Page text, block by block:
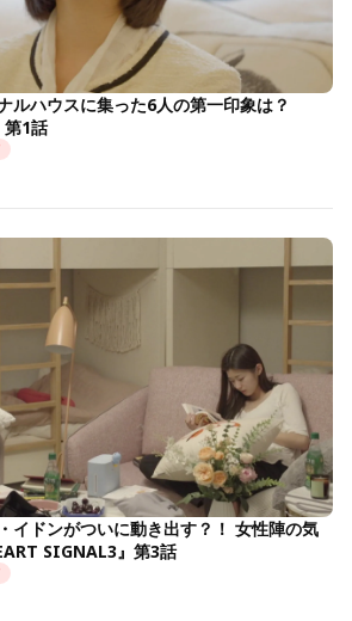
ルハウスに集った6人の第一印象は？
第1話
イドンがついに動き出す？！ 女性陣の気
SIGNAL3』第3話